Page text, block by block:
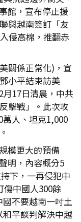
館，宣布停止援
與越南簽訂「友
侵高棉，推翻赤
關係正常化)，宣
小平結束訪美
17日清晨，中共
擊戰」。此次攻
人、坦克1,000
模更大的預備
明，內容概分5
下，一再侵犯中
傷中國人300餘
不要越南一吋土
平談判解決中越